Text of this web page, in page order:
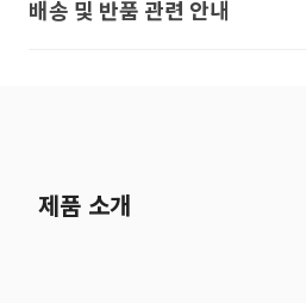
배송 및 반품 관련 안내
제품 소개